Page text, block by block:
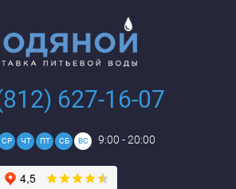
627-16-07
СР ЧТ ПТ СБ ВС 9:00 - 20:00